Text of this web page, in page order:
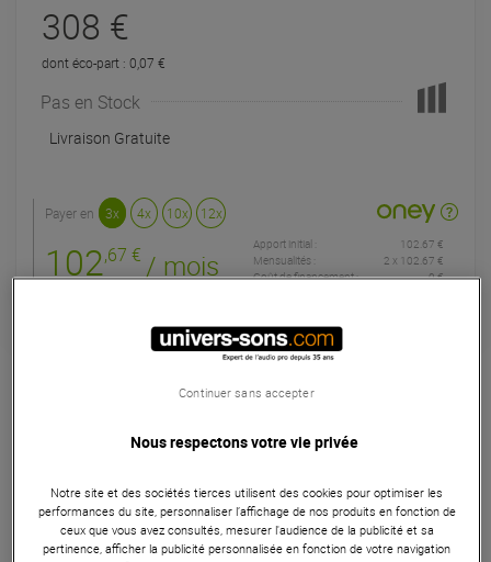
308 €
dont éco-part : 0,07 €
Pas en Stock
Livraison Gratuite
Payer en 3x 4x 10x 12x
102,67 € / mois
Apport initial :
102.67 €
Mensualités :
2 x 102.67 €
Coût de financement :
0 €
Garantie3 ans
Eligible à la Garantie Sérénité
à condensateur cardioïde, monté sur un col-de-cygne de
603mm. Univers Sons vous le recommande pour les salles
de conférences, les écoles, les institutions, les lieux de
Nous respectons votre vie privée
Notre site et des sociétés tierces utilisent des cookies pour optimiser les
performances du site, personnaliser l’affichage de nos produits en fonction de
ceux que vous avez consultés, mesurer l'audience de la publicité et sa
pertinence, afficher la publicité personnalisée en fonction de votre navigation
Continuer sans accepter